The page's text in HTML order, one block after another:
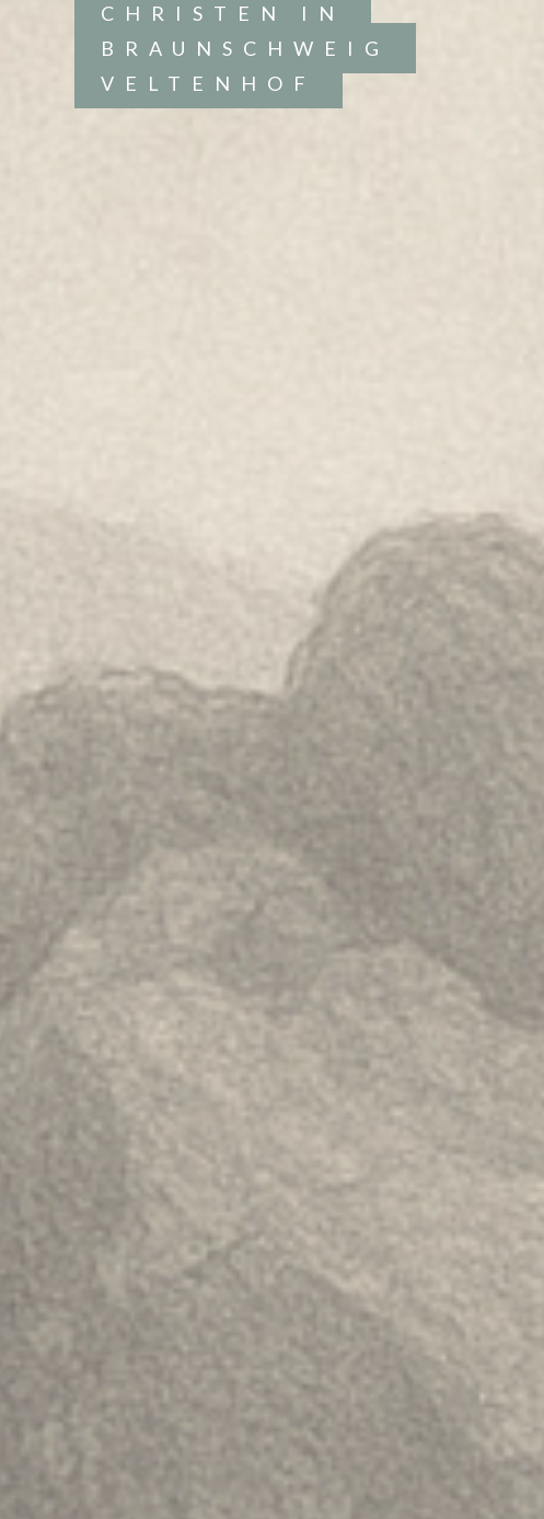
CHRISTEN IN
BRAUNSCHWEIG
VELTENHOF